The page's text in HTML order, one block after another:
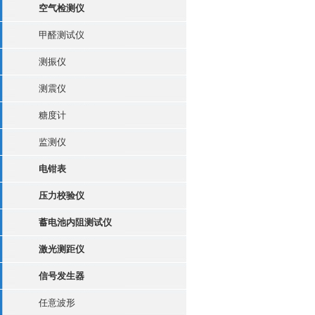
空气检测仪
甲醛测试仪
测振仪
测震仪
糖度计
监测仪
电钳表
压力校验仪
蓄电池内阻测试仪
激光测距仪
信号发生器
任意波形